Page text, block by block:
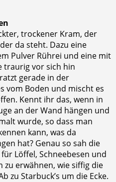
trockener Kram, der
da steht. Dazu eine
Pulver Rührei und eine mit
traurig vor sich hin
gerade in der
vom Boden und mischt es
Kennt ihr das, wenn in
an der Wand hängen und
wurde, so dass man
kann, was da
hat? Genau so sah die
Löffel, Schneebesen und
zu erwähnen, wie siffig die
zu Starbuck’s um die Ecke.